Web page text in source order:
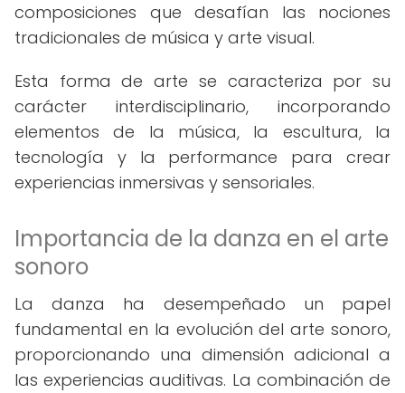
composiciones que desafían las nociones
tradicionales de música y arte visual.
Esta forma de arte se caracteriza por su
carácter interdisciplinario, incorporando
elementos de la música, la escultura, la
tecnología y la performance para crear
experiencias inmersivas y sensoriales.
Importancia de la danza en el arte
sonoro
La danza ha desempeñado un papel
fundamental en la evolución del arte sonoro,
proporcionando una dimensión adicional a
las experiencias auditivas. La combinación de